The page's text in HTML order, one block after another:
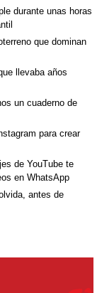
durante unas horas
que dominan
llevaba años
un cuaderno de
para crear
de YouTube te
en WhatsApp
antes de